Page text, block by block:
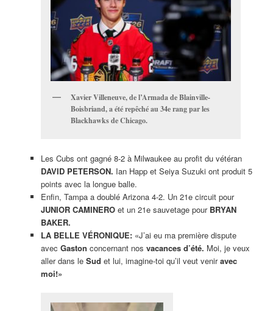
Xavier Villeneuve, de l’Armada de Blainville-
Boisbriand, a été repêché au 34e rang par les
Blackhawks de Chicago.
Les Cubs ont gagné 8-2 à Milwaukee au profit du vétéran
DAVID PETERSON. Ian Happ et Seiya Suzuki ont produit 5
points avec la longue balle.
Enfin, Tampa a doublé Arizona 4-2. Un 21e circuit pour
JUNIOR CAMINEROet un 21e sauvetage pour BRYAN
BAKER.
LA BELLE VÉRONIQUE: «J’ai eu ma première dispute
avec Gaston concernant nos vacances d’été. Moi, je veux
aller dans le Sud et lui, imagine-toi qu’il veut veniravec
moi!»